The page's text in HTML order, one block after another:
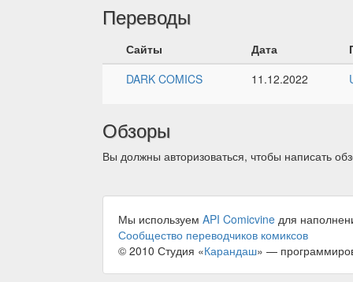
Переводы
Сайты Дата
DARK COMICS
11.12.2022
Обзоры
Вы должны авторизоваться, чтобы написать
Мы используем API Comicvine для
Сообщество переводчиков комиксов
© 2010 Студия «Карандаш» —